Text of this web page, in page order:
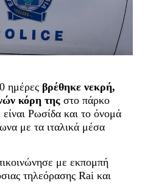
ημέρες βρέθηκε νεκρή,
κόρη της στο πάρκο
είναι Ρωσίδα και το όνομά
με τα ιταλικά μέσα
με εκπομπή
τηλεόρασης Rai και